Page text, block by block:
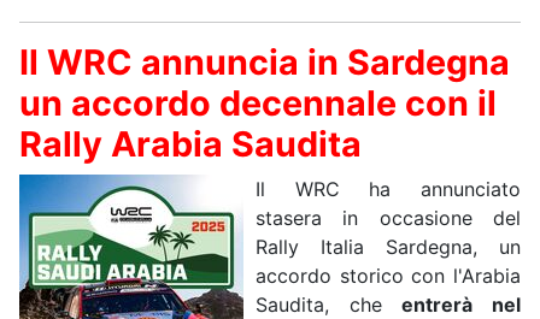
Il WRC annuncia in Sardegna
un accordo decennale con il
Rally Arabia Saudita
Il WRC ha annunciato
stasera in occasione del
Rally Italia Sardegna, un
accordo storico con l'Arabia
Saudita, cheentrerà nel